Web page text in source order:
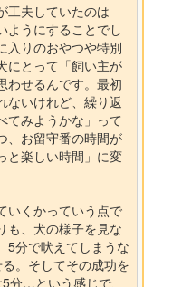
工夫していたのは
ようにすることでし
入りのおやつや特別
にとって「飼い主が
わせるんです。最初
ないけれど、繰り返
てみようかな」って
、お留守番の時間が
と楽しい時間」に変
いくかっていう点で
も、犬の様子を見な
5分で吠えてしまうな
。そしてその成功を
分…という感じで、